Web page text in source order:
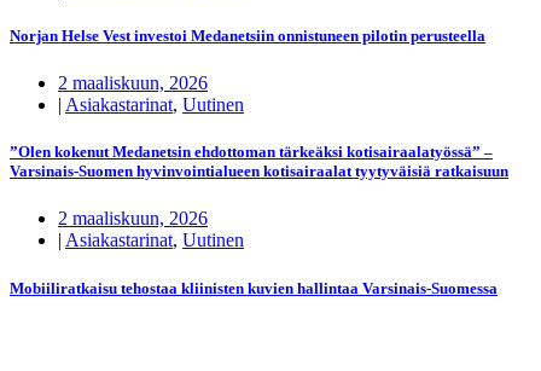
Norjan Helse Vest investoi Medanetsiin onnistuneen pilotin perusteella
2 maaliskuun, 2026
| Asiakastarinat, Uutinen
”Olen kokenut Medanetsin ehdottoman tärkeäksi kotisairaalatyössä” –
Varsinais-Suomen hyvinvointialueen kotisairaalat tyytyväisiä ratkaisuun
2 maaliskuun, 2026
| Asiakastarinat, Uutinen
Mobiiliratkaisu tehostaa kliinisten kuvien hallintaa Varsinais-Suomessa